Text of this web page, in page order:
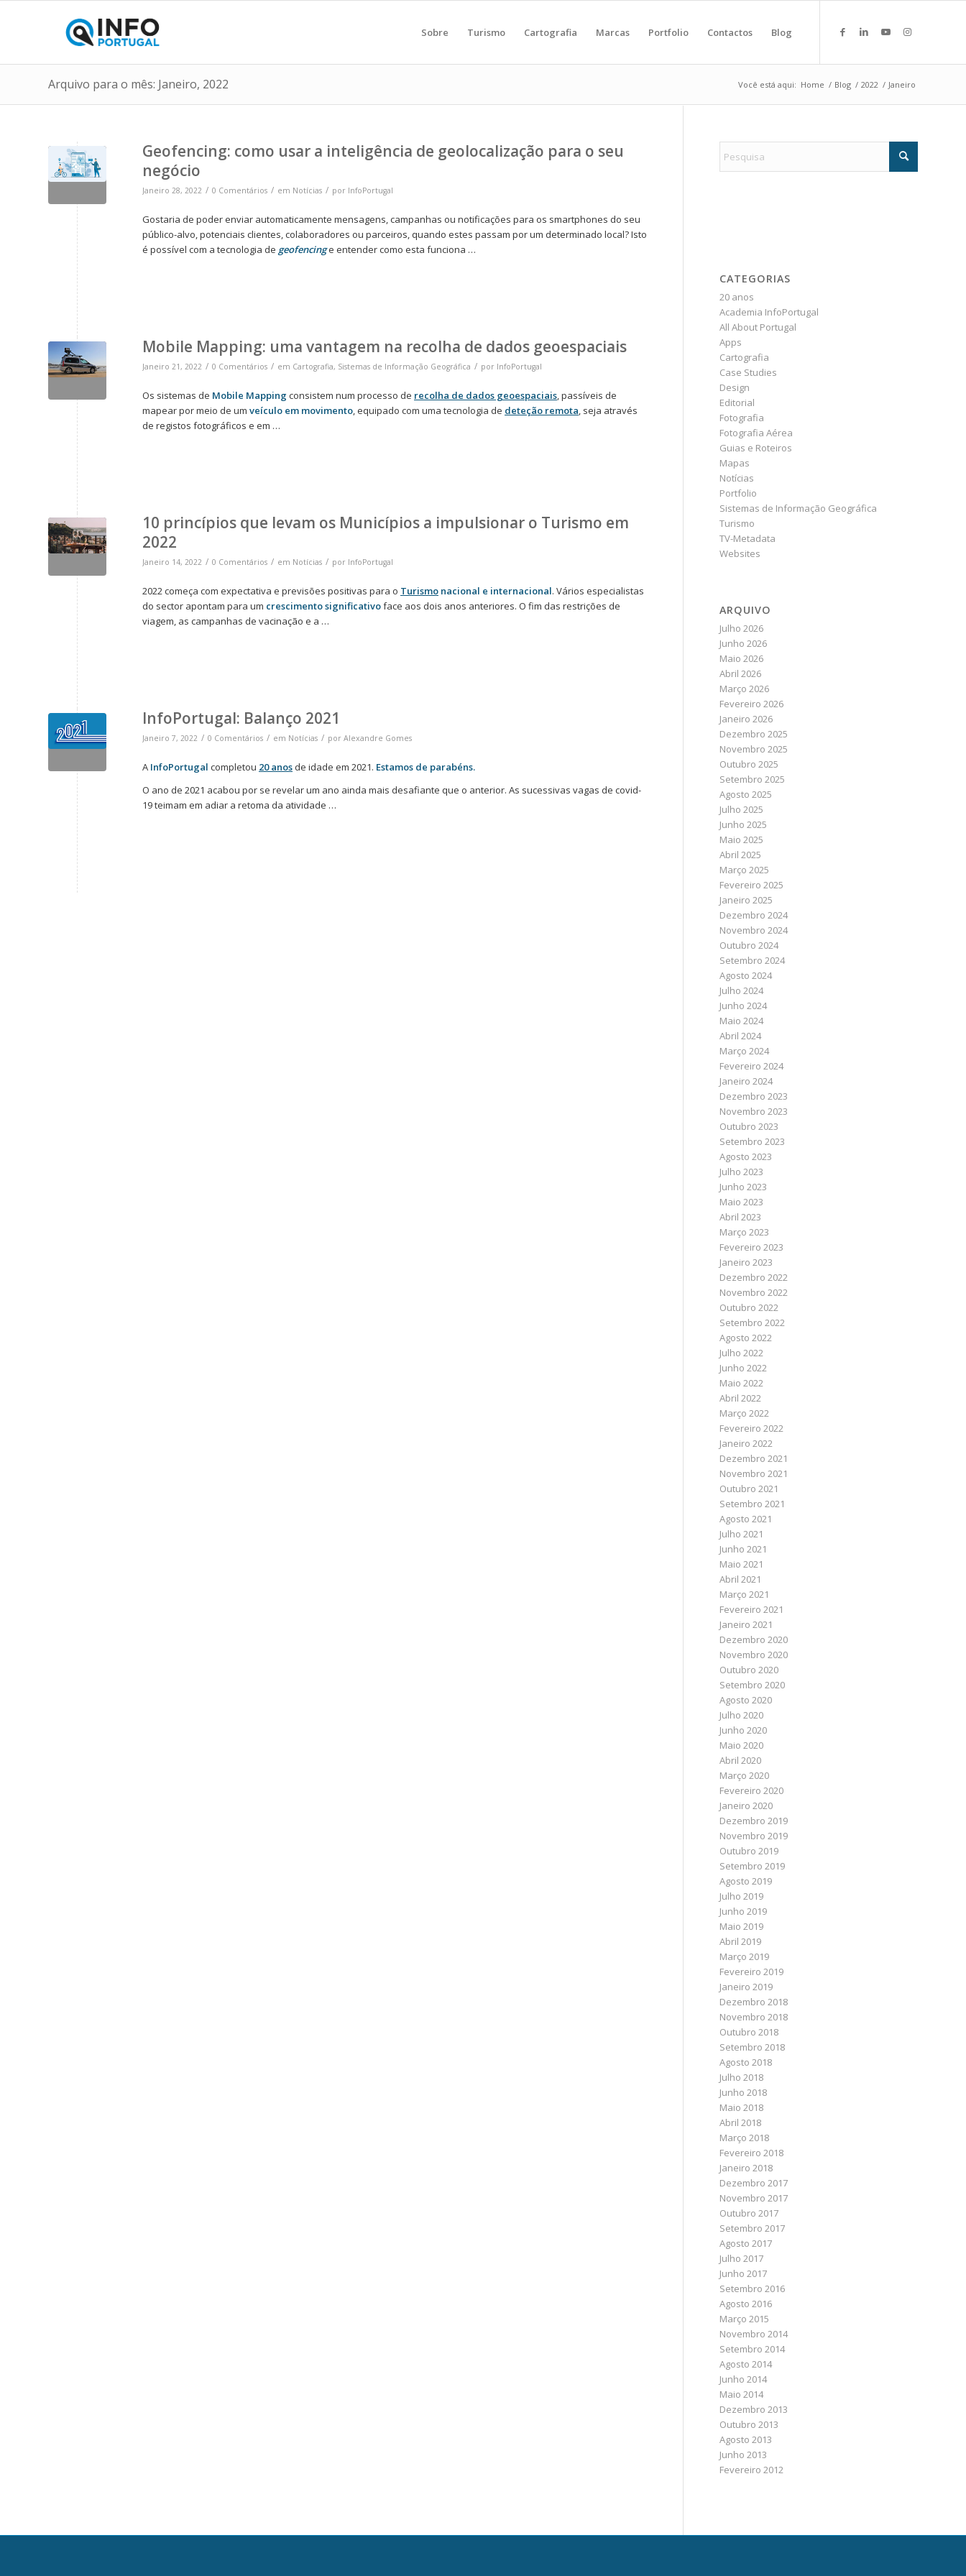
Sobre Turismo Cartografia Marcas Portfolio Contactos Blog
Arquivo para o mês: Janeiro, 2022 Você está aqui: Home / Blog / 2022 / Janeiro
Geofencing: como usar a inteligência de geolocalização para o seu
negócio
Janeiro 28, 2022 / 0 Comentários / em Notícias / por InfoPortugal
Gostaria de poder enviar automaticamente mensagens, campanhas ou notificações para os smartphones do seu
público-alvo, potenciais clientes, colaboradores ou parceiros, quando estes passam por um determinado local? Isto
é possível com a tecnologia de geofencinge entender como esta funciona …
Mobile Mapping: uma vantagem na recolha de dados geoespaciais
Janeiro 21, 2022 / 0 Comentários / em Cartografia, Sistemas de Informação Geográfica / por InfoPortugal
Os sistemas de Mobile Mapping consistem num processo de recolha de dados geoespaciais, passíveis de
mapear por meio de um veículo em movimento, equipado com uma tecnologia de deteção remota, seja através
de registos fotográficos e em …
10 princípios que levam os Municípios a impulsionar o Turismo em
2022
Janeiro 14, 2022 / 0 Comentários / em Notícias / por InfoPortugal
2022 começa com expectativa e previsões positivas para o Turismo nacional e internacional. Vários especialistas
do sector apontam para um crescimento significativoface aos dois anos anteriores. O fim das restrições de
viagem, as campanhas de vacinação e a …
InfoPortugal: Balanço 2021
Janeiro 7, 2022 / 0 Comentários / em Notícias / por Alexandre Gomes
A InfoPortugal completou 20 anos de idade em 2021. Estamos de parabéns.
O ano de 2021 acabou por se revelar um ano ainda mais desafiante que o anterior. As sucessivas vagas de covid-
19 teimam em adiar a retoma da atividade …
CATEGORIAS
20 anos
Academia InfoPortugal
All About Portugal
Apps
Cartografia
Case Studies
Design
Editorial
Fotografia
Fotografia Aérea
Guias e Roteiros
Mapas
Notícias
Portfolio
Sistemas de Informação Geográfica
Turismo
TV-Metadata
Websites
ARQUIVO
Julho 2026
Junho 2026
Maio 2026
Abril 2026
Março 2026
Fevereiro 2026
Janeiro 2026
Dezembro 2025
Novembro 2025
Outubro 2025
Setembro 2025
Agosto 2025
Julho 2025
Junho 2025
Maio 2025
Abril 2025
Março 2025
Fevereiro 2025
Janeiro 2025
Dezembro 2024
Novembro 2024
Outubro 2024
Setembro 2024
Agosto 2024
Julho 2024
Junho 2024
Maio 2024
Abril 2024
Março 2024
Fevereiro 2024
Janeiro 2024
Dezembro 2023
Novembro 2023
Outubro 2023
Setembro 2023
Agosto 2023
Julho 2023
Junho 2023
Maio 2023
Abril 2023
Março 2023
Fevereiro 2023
Janeiro 2023
Dezembro 2022
Novembro 2022
Outubro 2022
Setembro 2022
Agosto 2022
Julho 2022
Junho 2022
Maio 2022
Abril 2022
Março 2022
Fevereiro 2022
Janeiro 2022
Dezembro 2021
Novembro 2021
Outubro 2021
Setembro 2021
Agosto 2021
Julho 2021
Junho 2021
Maio 2021
Abril 2021
Março 2021
Fevereiro 2021
Janeiro 2021
Dezembro 2020
Novembro 2020
Outubro 2020
Setembro 2020
Agosto 2020
Julho 2020
Junho 2020
Maio 2020
Abril 2020
Março 2020
Fevereiro 2020
Janeiro 2020
Dezembro 2019
Novembro 2019
Outubro 2019
Setembro 2019
Agosto 2019
Julho 2019
Junho 2019
Maio 2019
Abril 2019
Março 2019
Fevereiro 2019
Janeiro 2019
Dezembro 2018
Novembro 2018
Outubro 2018
Setembro 2018
Agosto 2018
Julho 2018
Junho 2018
Maio 2018
Abril 2018
Março 2018
Fevereiro 2018
Janeiro 2018
Dezembro 2017
Novembro 2017
Outubro 2017
Setembro 2017
Agosto 2017
Julho 2017
Junho 2017
Setembro 2016
Agosto 2016
Março 2015
Novembro 2014
Setembro 2014
Agosto 2014
Junho 2014
Maio 2014
Dezembro 2013
Outubro 2013
Agosto 2013
Junho 2013
Fevereiro 2012